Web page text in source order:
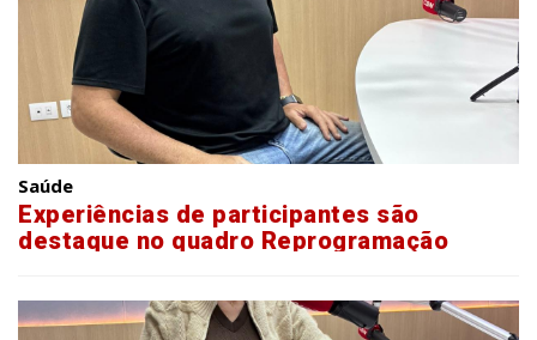
Saúde
Experiências de participantes são
destaque no quadro Reprogramação